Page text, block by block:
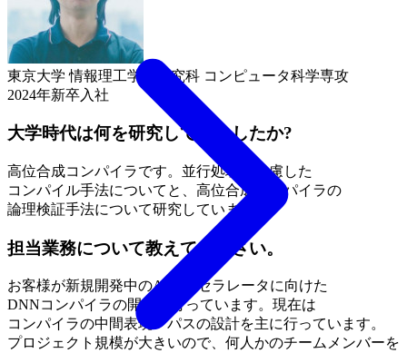
東京大学 情報理工学系研究科 コンピュータ科学専攻
2024年新卒入社
大学時代は何を研究していましたか?
高位合成コンパイラです。 並行処理を
考慮した
コンパイル手法についてと、 高位合成コンパイラの
論理検証手法について研究していました。
担当業務について教えてください。
お客様が新規開発中のAIアクセラレータに向けた
DNNコンパイラの開発を 行っています。 現在は
コンパイラの中間表現・パスの設計を主に行っています。
プロジェクト規模が大きいので、 何人かのチームメンバーを